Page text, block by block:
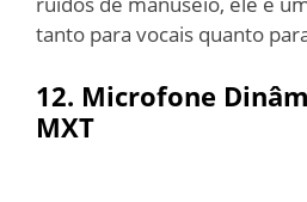
tanto para vocais quanto
12. Microfone
MXT